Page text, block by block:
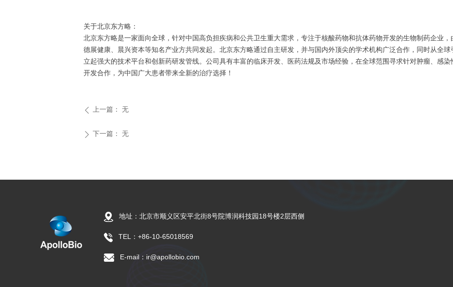
关于北京东方略：
北京东方略是一家面向全球，针对中国高负担疾病和公共卫生重大需求，专注于核酸药物和抗体药物开发的生物制药企业，
德展健康、晨兴资本等知名产业方共同发起。北京东方略通过自主研发，并与国内外顶尖的学术机构广泛合作，同时从全
立起强大的技术平台和创新药研发管线。公司具有丰富的临床开发、医药法规及市场经验，在全球范围寻求针对肿瘤、感
开发合作，为中国广大患者带来全新的治疗选择！
ꄴ 上一篇： 无
ꄲ 下一篇： 无
地址：北京市顺义区安平北街8号院博润科技园18号楼2层西侧
TEL：+86-10-65018569
E-mail：ir@apollobio.com